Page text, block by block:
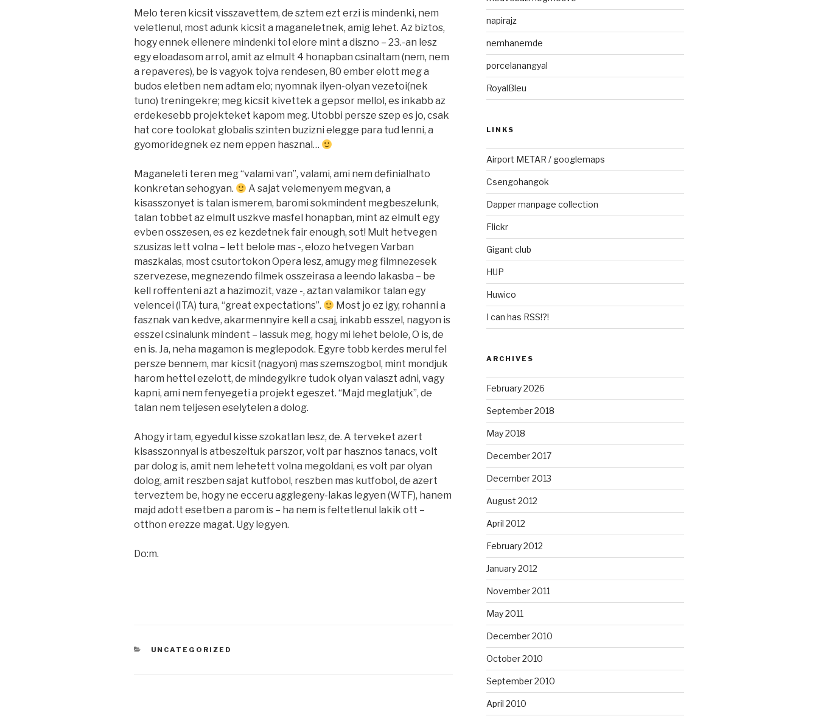
Melo teren kicsit visszavettem, de sztem ezt erzi is mindenki, nem
veletlenul, most adunk kicsit a maganeletnek, amig lehet. Az biztos,
hogy ennek ellenere mindenki tol elore mint a diszno – 23.-an lesz
egy eloadasom arrol, amit az elmult 4 honapban csinaltam (nem, nem
a repaveres), be is vagyok tojva rendesen, 80 ember elott meg a
budos eletben nem adtam elo; nyomnak ilyen-olyan vezetoi(nek
tuno) treningekre; meg kicsit kivettek a gepsor mellol, es inkabb az
erdekesebb projekteket kapom meg. Utobbi persze szep es jo, csak
hat core toolokat globalis szinten buzizni elegge para tud lenni, a
gyomoridegnek ez nem eppen hasznal…
Maganeleti teren meg “valami van”, valami, ami nem definialhato
konkretan sehogyan.
A sajat velemenyem megvan, a
kisasszonyet is talan ismerem, baromi sokmindent megbeszelunk,
talan tobbet az elmult uszkve masfel honapban, mint az elmult egy
evben osszesen, es ez kezdetnek fair enough, sot! Mult hetvegen
szusizas lett volna – lett belole mas -, elozo hetvegen Varban
maszkalas, most csutortokon Opera lesz, amugy meg filmnezesek
szervezese, megnezendo filmek osszeirasa a leendo lakasba – be
kell roffenteni azt a hazimozit, vaze -, aztan valamikor talan egy
velencei (ITA) tura, “great expectations”.
Most jo ez igy, rohanni a
fasznak van kedve, akarmennyire kell a csaj, inkabb esszel, nagyon is
esszel csinalunk mindent – lassuk meg, hogy mi lehet belole, O is, de
en is. Ja, neha magamon is meglepodok. Egyre tobb kerdes merul fel
persze bennem, mar kicsit (nagyon) mas szemszogbol, mint mondjuk
harom hettel ezelott, de mindegyikre tudok olyan valaszt adni, vagy
kapni, ami nem fenyegeti a projekt egeszet. “Majd meglatjuk”, de
talan nem teljesen eselytelen a dolog.
Ahogy irtam, egyedul kisse szokatlan lesz, de. A terveket azert
kisasszonnyal is atbeszeltuk parszor, volt par hasznos tanacs, volt
par dolog is, amit nem lehetett volna megoldani, es volt par olyan
dolog, amit reszben sajat kutfobol, reszben mas kutfobol, de azert
terveztem be, hogy ne ecceru agglegeny-lakas legyen (WTF), hanem
majd adott esetben a parom is – ha nem is feltetlenul lakik ott –
otthon erezze magat. Ugy legyen.
Do:m.
CATEGORIES
UNCATEGORIZED
napirajz
nemhanemde
porcelanangyal
RoyalBleu
LINKS
Airport METAR / googlemaps
Csengohangok
Dapper manpage collection
Flickr
Gigant club
HUP
Huwico
I can has RSS!?!
ARCHIVES
February 2026
September 2018
May 2018
December 2017
December 2013
August 2012
April 2012
February 2012
January 2012
November 2011
May 2011
December 2010
October 2010
September 2010
April 2010